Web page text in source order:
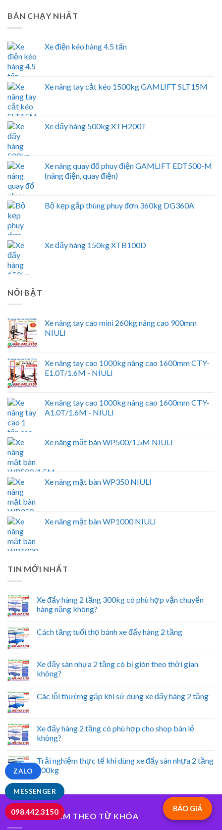
BÁN CHẠY NHẤT
Xe điện kéo hàng 4.5 tấn
Xe nâng tay cắt kéo 1500kg GAMLIFT SLT15M
Xe đẩy hàng 500kg XTH200T
Xe nâng quay đổ phuy điện GAMLIFT EDT500-M
(nâng điện, quay điện)
Bộ kẹp gắp thùng phuy đơn 360kg DG360A
Xe đẩy hàng 150kg XTB100D
NỔI BẬT
Xe nâng tay cao mini 260kg nâng cao 900mm
NIULI
Xe nâng tay cao 1000kg nâng cao 1600mm CTY-
E1.0T/1.6M - NIULI
Xe nâng tay cao 1000kg nâng cao 1600mm CTY-
A1.0T/1.6M - NIULI
Xe nâng mặt bàn WP500/1.5M NIULI
Xe nâng mặt bàn WP350 NIULI
Xe nâng mặt bàn WP1000 NIULI
TIN MỚI NHẤT
Xe đẩy hàng 2 tầng 300kg có phù hợp vận chuyển
hàng nặng không?
Cách tăng tuổi thọ bánh xe đẩy hàng 2 tầng
Xe đẩy sàn nhựa 2 tầng có bị giòn theo thời gian
không?
Các lỗi thường gặp khi sử dụng xe đẩy hàng 2 tầng
Xe đẩy hàng 2 tầng có phù hợp cho shop bán lẻ
không?
Trải nghiệm thực tế khi dùng xe đẩy sàn nhựa 2 tầng
300kg
TÌM SẢN PHẨM THEO TỪ KHÓA
BÁO GIÁ
MESSENGER
ZALO
098.442.3150